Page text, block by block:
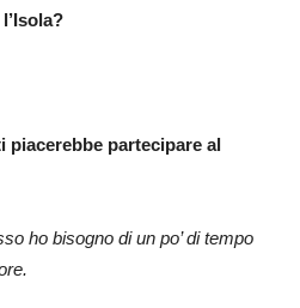
piacerebbe partecipare al
ho bisogno di un po’ di tempo